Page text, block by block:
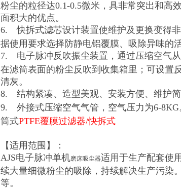
粉尘的粒径达0.1-0.5微米，具非常突出和高
面积大的优点。
6.
快拆式滤芯设计装置使维护及更换变得
据使用要求选择防静电铝覆膜、吸除异味的
7.
电子脉冲反吹振尘装置，通过压缩空气
在滤筒表面的粉尘反吹到收集箱里；可设置
清灰。
8.
结构紧凑、造型美观、安装方便、维护简
9.
外接式压缩空气气管，空气压力为6-8KG
筒式PTFE覆膜过滤器/快拆式
【适用范围】：
AJS电子脉冲单机磨床吸尘器适用于生产配套使
续大量细微粉尘的吸除，持续解决生产污染
等。